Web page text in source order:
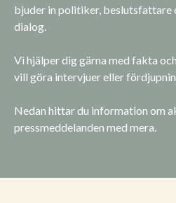
bjuder in politiker, beslutsfattare
dialog.
Vi hjälper dig gärna med fakta
vill göra intervjuer eller
Nedan hittar du information om
pressmeddelanden med mera.